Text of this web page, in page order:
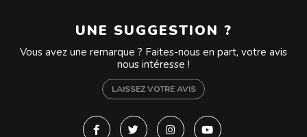
UNE SUGGESTION ?
Vous avez une remarque ? Faites-nous en part, votre avis
nous intéresse !
LAISSEZ VOTRE AVIS